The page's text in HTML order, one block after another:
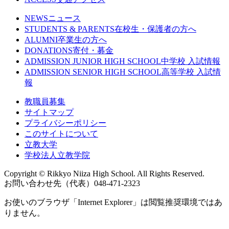
NEWSニュース
STUDENTS & PARENTS在校生・保護者の方へ
ALUMNI卒業生の方へ
DONATIONS寄付・募金
ADMISSION JUNIOR HIGH SCHOOL中学校 入試情報
ADMISSION SENIOR HIGH SCHOOL高等学校 入試情
報
教職員募集
サイトマップ
プライバシーポリシー
このサイトについて
立教大学
学校法人立教学院
Copyright © Rikkyo Niiza High School. All Rights Reserved.
お問い合わせ先（代表）048-471-2323
お使いのブラウザ「Internet Explorer」は閲覧推奨環境ではあ
りません。